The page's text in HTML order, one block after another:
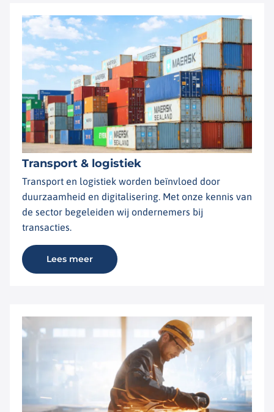
Transport & logistiek
Transport en logistiek worden beïnvloed door
duurzaamheid en digitalisering. Met onze kennis van
de sector begeleiden wij ondernemers bij
transacties.
Lees meer